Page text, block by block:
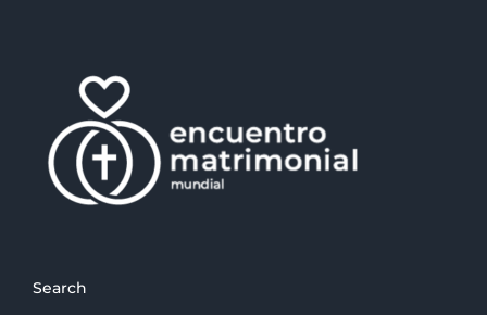
Search